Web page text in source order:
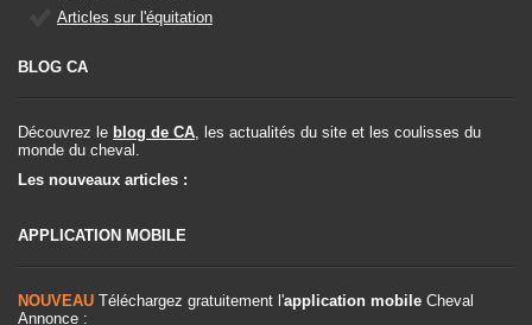
Articles sur l'équitation
BLOG CA
Découvrez le blog de CA, les actualités du site et les coulisses du
monde du cheval.
Les nouveaux articles :
APPLICATION MOBILE
NOUVEAU Téléchargez gratuitement l'application mobile Cheval
Annonce :